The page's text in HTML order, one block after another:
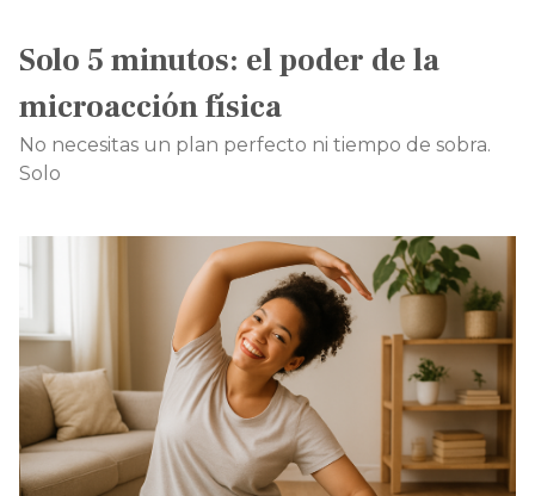
Solo 5 minutos: el poder de la
microacción física
No necesitas un plan perfecto ni tiempo de sobra.
Solo